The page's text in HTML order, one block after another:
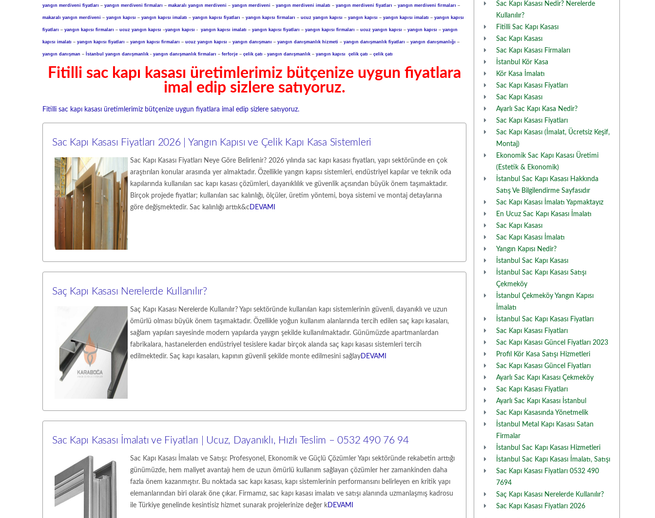
yangın merdiveni fiyatları – yangın merdiveni firmaları – makaralı yangın merdiveni – yangın merdiveni – yangın merdiveni imalatı – yangın merdiveni fiyatları – yangın merdiveni firmaları –
makaralı yangın merdiveni – yangın kapısı – yangın kapısı imalatı – yangın kapısı fiyatları – yangın kapısı firmaları – ucuz yangın kapısı – yangın kapısı – yangın kapısı imalatı – yangın kapısı
fiyatları – yangın kapısı firmaları – ucuz yangın kapısı –yangın kapısı - yangın kapısı imalatı – yangın kapısı fiyatları – yangın kapısı firmaları – ucuz yangın kapısı – yangın kapısı – yangın
kapısı imalatı – yangın kapısı fiyatları – yangın kapısı firmaları – ucuz yangın kapısı – yangın danışmanı – yangın danışmanlık hizmeti – yangın danışmanlık fiyatları – yangın danışmanlığı –
yangın danışman – İstanbul yangın danışmanlık - yangın danışmanlık firmaları – ferforje – çelik çatı - yangın danışmanlık – yangın kapısı çelik çatı – çelik çatı
Fitilli sac kapı kasası üretimlerimiz bütçenize uygun fiyatlara
imal edip sizlere satıyoruz.
Fitilli sac kapı kasası üretimlerimiz bütçenize uygun fiyatlara imal edip sizlere satıyoruz.
Sac Kapı Kasası Fiyatları 2026 | Yangın Kapısı ve Çelik Kapı Kasa Sistemleri
Sac Kapı Kasası Fiyatları Neye Göre Belirlenir? 2026 yılında sac kapı kasası fiyatları, yapı sektöründe en çok
araştırılan konular arasında yer almaktadır. Özellikle yangın kapısı sistemleri, endüstriyel kapılar ve teknik oda
kapılarında kullanılan sac kapı kasası çözümleri, dayanıklılık ve güvenlik açısından büyük önem taşımaktadır.
Birçok projede fiyatlar; kullanılan sac kalınlığı, ölçüler, üretim yöntemi, boya sistemi ve montaj detaylarına
göre değişmektedir. Sac kalınlığı arttık&c DEVAMI
Saç Kapı Kasası Nerelerde Kullanılır?
Saç Kapı Kasası Nerelerde Kullanılır? Yapı sektöründe kullanılan kapı sistemlerinin güvenli, dayanıklı ve uzun
ömürlü olması büyük önem taşımaktadır. Özellikle yoğun kullanım alanlarında tercih edilen saç kapı kasaları,
sağlam yapıları sayesinde modern yapılarda yaygın şekilde kullanılmaktadır. Günümüzde apartmanlardan
fabrikalara, hastanelerden endüstriyel tesislere kadar birçok alanda saç kapı kasası sistemleri tercih
edilmektedir. Saç kapı kasaları, kapının güvenli şekilde monte edilmesini sağlayDEVAMI
Sac Kapı Kasası İmalatı ve Fiyatları | Ucuz, Dayanıklı, Hızlı Teslim – 0532 490 76 94
Sac Kapı Kasası İmalatı ve Satışı: Profesyonel, Ekonomik ve Güçlü Çözümler Yapı sektöründe rekabetin arttığı
günümüzde, hem maliyet avantajı hem de uzun ömürlü kullanım sağlayan çözümler her zamankinden daha
fazla önem kazanmıştır. Bu noktada sac kapı kasası, kapı sistemlerinin performansını belirleyen en kritik yapı
elemanlarından biri olarak öne çıkar. Firmamız, sac kapı kasası imalatı ve satışı alanında uzmanlaşmış kadrosu
ile Türkiye genelinde kesintisiz hizmet sunarak projelerinize değer kDEVAMI
Sac Kapı Kasası Nedir? Nerelerde
Kullanılır?
Fitilli Sac Kapı Kasası
Sac Kapı Kasası
Sac Kapı Kasası Firmaları
İstanbul Kör Kasa
Kör Kasa İmalatı
Sac Kapı Kasası Fiyatları
Sac Kapı Kasası
Ayarlı Sac Kapı Kasa Nedir?
Sac Kapı Kasası Fiyatları
Sac Kapı Kasası (İmalat, Ücretsiz Keşif,
Montaj)
Ekonomik Sac Kapı Kasası Üretimi
(Estetik & Ekonomik)
İstanbul Sac Kapı Kasası Hakkında
Satış Ve Bilgilendirme Sayfasıdır
Sac Kapı Kasası İmalatı Yapmaktayız
En Ucuz Sac Kapı Kasası İmalatı
Sac Kapı Kasası
Sac Kapı Kasası İmalatı
Yangın Kapısı Nedir?
İstanbul Sac Kapı Kasası
İstanbul Sac Kapı Kasası Satışı
Çekmeköy
İstanbul Çekmeköy Yangın Kapısı
İmalatı
İstanbul Sac Kapı Kasası Fiyatları
Sac Kapı Kasası Fiyatları
Sac Kapı Kasası Güncel Fiyatları 2023
Profil Kör Kasa Satışı Hizmetleri
Sac Kapı Kasası Güncel Fiyatları
Ayarlı Sac Kapı Kasası Çekmeköy
Sac Kapı Kasası Fiyatları
Ayarlı Sac Kapı Kasası İstanbul
Sac Kapı Kasasında Yönetmelik
İstanbul Metal Kapı Kasası Satan
Firmalar
İstanbul Sac Kapı Kasası Hizmetleri
İstanbul Sac Kapı Kasası İmalatı, Satışı
Sac Kapı Kasası Fiyatları 0532 490
7694
Saç Kapı Kasası Nerelerde Kullanılır?
Sac Kapı Kasası Fiyatları 2026